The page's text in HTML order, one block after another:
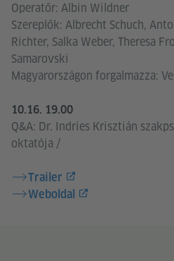
Operatőr: Albin Wildner
Szereplők: Albrecht Schuch,
Richter, Salka Weber, Theresa
Samarovski
Magyarországon forgalmazza:
10.16. 19.00
Q&A: Dr. Indries Krisztián
oktatója /
Trailer
Weboldal